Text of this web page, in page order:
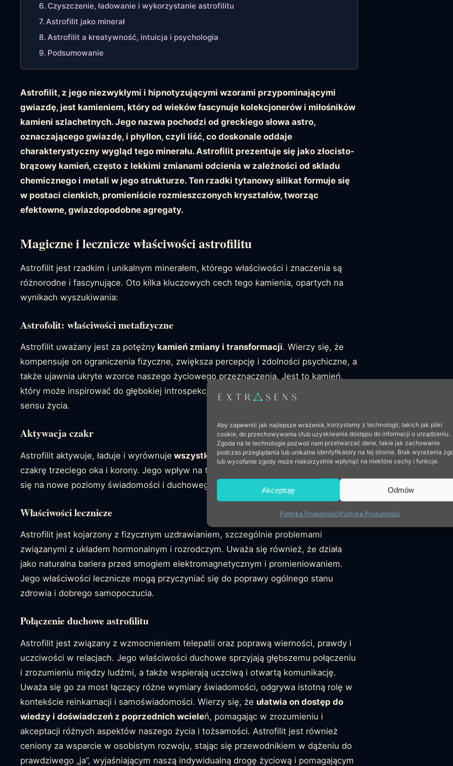
Aby zapewnić jak najlepsze wrażenia, korzystamy z technologii, takich jak pliki
cookie, do przechowywania i/lub uzyskiwania dostępu do informacji o urządzeniu.
Zgoda na te technologie pozwoli nam przetwarzać dane, takie jak zachowanie
podczas przeglądania lub unikalne identyfikatory na tej stronie. Brak wyrażenia
lub wycofanie zgody może niekorzystnie wpłynąć na niektóre cechy i funkcje.
Akceptuję Odmów
Polityka PrywatnościPolityka Prywatności
Czyszczenie, ładowanie i wykorzystanie astrofilitu
Astrofilit jako minerał
Astrofilit a kreatywność, intuicja i psychologia
Podsumowanie
Astrofilit, z jego niezwykłymi i hipnotyzującymi wzorami przypominającymi
gwiazdę, jest kamieniem, który od wieków fascynuje kolekcjonerów i miłośników
kamieni szlachetnych. Jego nazwa pochodzi od greckiego słowa astro,
oznaczającego gwiazdę, i phyllon, czyli liść, co doskonale oddaje
charakterystyczny wygląd tego minerału. Astrofilit prezentuje się jako złocisto-
brązowy kamień, często z lekkimi zmianami odcienia w zależności od składu
chemicznego i metali w jego strukturze. Ten rzadki tytanowy silikat formuje się
w postaci cienkich, promieniście rozmieszczonych kryształów, tworząc
efektowne, gwiazdopodobne agregaty.
Magiczne i lecznicze właściwości astrofilitu
Astrofilit jest rzadkim i unikalnym minerałem, którego właściwości i znaczenia są
różnorodne i fascynujące. Oto kilka kluczowych cech tego kamienia, opartych na
wynikach wyszukiwania:
Astrofolit: właściwości metafizyczne
Astrofilit uważany jest za potężny kamień zmiany i transformacji. Wierzy się, że
kompensuje on ograniczenia fizyczne, zwiększa percepcję i zdolności psychiczne, a
także ujawnia ukryte wzorce naszego życiowego przeznaczenia. Jest to kamień,
który może inspirować do głębokiej introspekcji i pomagać w odkrywaniu głębszego
sensu życia.
Aktywacja czakr
Astrofilit aktywuje, ładuje i wyrównuje wszystkie siedem czakr ciała, szczególnie
czakrę trzeciego oka i korony. Jego wpływ na te czakry może pomóc w otwieraniu
się na nowe poziomy świadomości i duchowego połączenia.
Właściwości lecznicze
Astrofilit jest kojarzony z fizycznym uzdrawianiem, szczególnie problemami
związanymi z układem hormonalnym i rozrodczym. Uważa się również, że działa
jako naturalna bariera przed smogiem elektromagnetycznym i promieniowaniem.
Jego właściwości lecznicze mogą przyczyniać się do poprawy ogólnego stanu
zdrowia i dobrego samopoczucia.
Połączenie duchowe astrofilitu
Astrofilit jest związany z wzmocnieniem telepatii oraz poprawą wierności, prawdy i
uczciwości w relacjach. Jego właściwości duchowe sprzyjają głębszemu połączeniu
i zrozumieniu między ludźmi, a także wspierają uczciwą i otwartą komunikację.
Uważa się go za most łączący różne wymiary świadomości, odgrywa istotną rolę w
kontekście reinkarnacji i samoświadomości. Wierzy się, że ułatwia on dostęp do
wiedzy i doświadczeń z poprzednich wcieleń, pomagając w zrozumieniu i
akceptacji różnych aspektów naszego życia i tożsamości. Astrofilit jest również
ceniony za wsparcie w osobistym rozwoju, stając się przewodnikiem w dążeniu do
prawdziwego „ja”, wyjaśniającym naszą indywidualną drogę życiową i pomagającym